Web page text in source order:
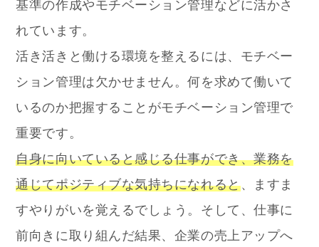
基準の作成やモチベーション管理などに活かさ
れています。
活き活きと働ける環境を整えるには、モチベー
ション管理は欠かせません。何を求めて働いて
いるのか把握することがモチベーション管理で
重要です。
自身に向いていると感じる仕事ができ、業務を
通じてポジティブな気持ちになれると、ますま
すやりがいを覚えるでしょう。そして、仕事に
前向きに取り組んだ結果、企業の売上アップへ